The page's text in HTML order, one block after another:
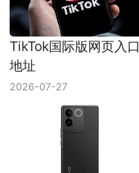
TikTok国际版网页入口
地址
2026-07-27